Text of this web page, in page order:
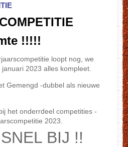
!!!!!
loopt nog, we
2023 alles kompleet.
Gemengd -dubbel als nieuwe
het onderrdeel competities -
2023.
BIJ !!